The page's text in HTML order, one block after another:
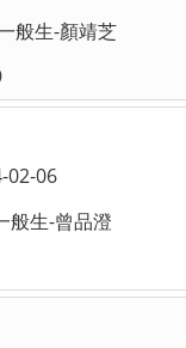
般生-顏靖芝
02-06
般生-曾品澄